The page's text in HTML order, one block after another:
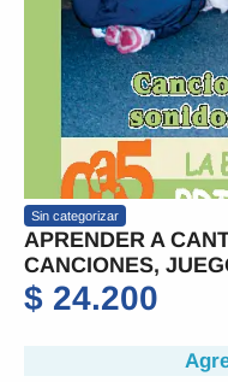
Sin categorizar
APRENDER A
CANCIONES,
$ 24.200